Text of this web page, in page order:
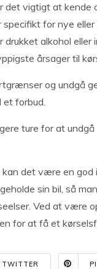
det vigtigt at
for nye
drukket alkohol
årsager til
og undgå
forbud.
ture for at
kan det være en
sin bil, så
Ved at være
for at få et
TWITTER